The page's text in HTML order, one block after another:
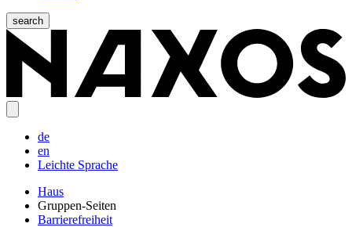
search
de
en
Leichte Sprache
Haus
Gruppen-Seiten
Barrierefreiheit